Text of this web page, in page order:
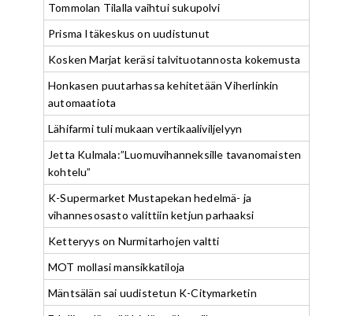
Tommolan Tilalla vaihtui sukupolvi
Prisma Itäkeskus on uudistunut
Kosken Marjat keräsi talvituotannosta kokemusta
Honkasen puutarhassa kehitetään Viherlinkin
automaatiota
Lähifarmi tuli mukaan vertikaaliviljelyyn
Jetta Kulmala:”Luomuvihanneksille tavanomaisten
kohtelu”
K-Supermarket Mustapekan hedelmä- ja
vihannesosasto valittiin ketjun parhaaksi
Ketteryys on Nurmitarhojen valtti
MOT mollasi mansikkatiloja
Mäntsälän sai uudistetun K-Citymarketin